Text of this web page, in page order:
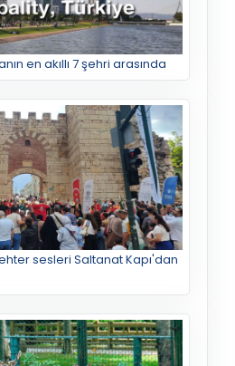
en akıllı 7 şehri arasında
sesleri Saltanat Kapı'dan